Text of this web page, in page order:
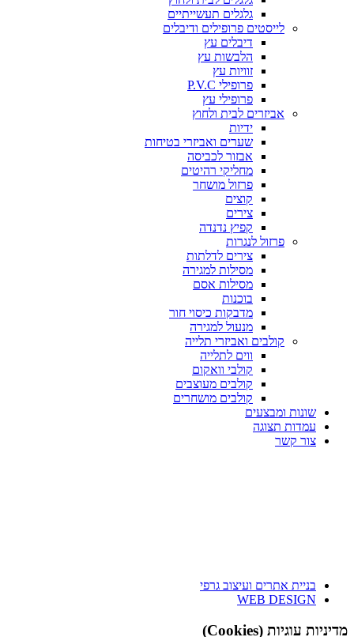
גלגלים תעשייתיים
לייסטים פרופילים ודיבלים
דיבלים עץ
הלבשות עץ
זוויות עץ
פרופילי P.V.C
פרופילי עץ
אביזרים לבית ולחוץ
ידיות
שערים ואביזרי בטיחות
אבזור לכביסה
מחליקי רהיטים
פרזול מושחר
קוצים
צירים
קפיץ נדנדה
פרזול לנגרות
צירים לדלתות
מסילות למגירה
מסילות אסם
בוכנות
מדבקות כיסוי חור
מנעול למגירה
קולבים ואביזרי תלייה
ווים לתלייה
קולבי וואקום
קולבים מעוצבים
קולבים מושחרים
שונות ומבצעים
עמדות תצוגה
צור קשר
בניית אתרים ועיצוב גרפי
WEB DESIGN
מדיניות עוגיות (Cookies)